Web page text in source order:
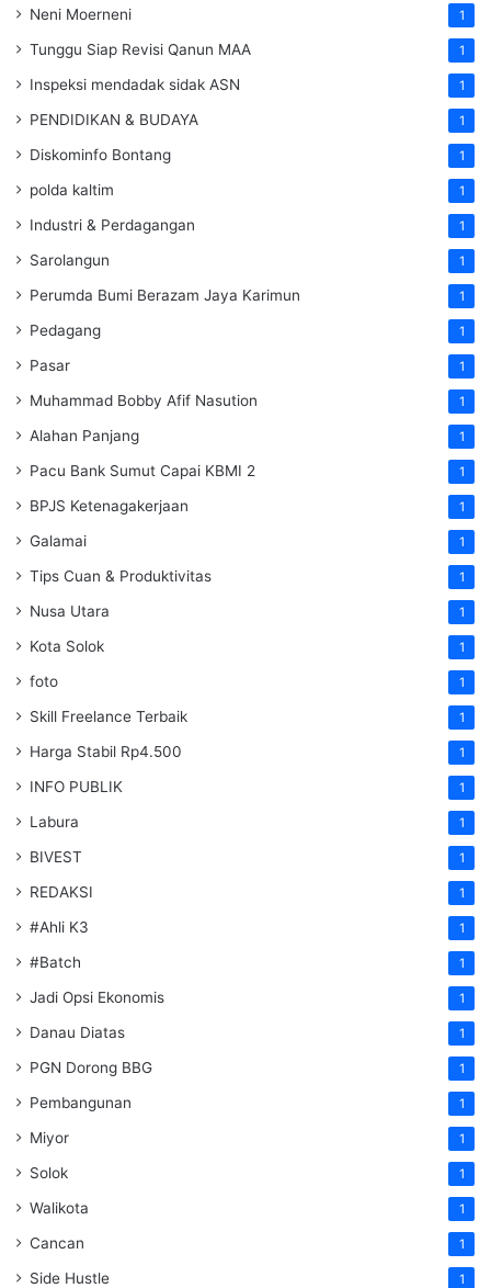
Neni Moerneni 1
Tunggu Siap Revisi Qanun MAA 1
Inspeksi mendadak sidak ASN 1
PENDIDIKAN & BUDAYA 1
Diskominfo Bontang 1
polda kaltim 1
Industri & Perdagangan 1
Sarolangun 1
Perumda Bumi Berazam Jaya Karimun 1
Pedagang 1
Pasar 1
Muhammad Bobby Afif Nasution 1
Alahan Panjang 1
Pacu Bank Sumut Capai KBMI 2 1
BPJS Ketenagakerjaan 1
Galamai 1
Tips Cuan & Produktivitas 1
Nusa Utara 1
Kota Solok 1
foto 1
Skill Freelance Terbaik 1
Harga Stabil Rp4.500 1
INFO PUBLIK 1
Labura 1
BIVEST 1
REDAKSI 1
#Ahli K3 1
#Batch 1
Jadi Opsi Ekonomis 1
Danau Diatas 1
PGN Dorong BBG 1
Pembangunan 1
Miyor 1
Solok 1
Walikota 1
Cancan 1
Side Hustle 1